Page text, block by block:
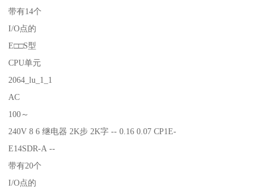
带有14个
I/O点的
E□□S型
CPU单元
2064_lu_1_1
AC
100～
240V 8 6 继电器 2K步 2K字 -- 0.16 0.07 CP1E-
E14SDR-A --
带有20个
I/O点的